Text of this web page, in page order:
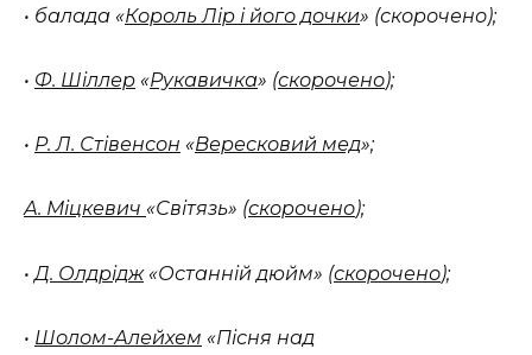
• балада «Король Лір і його дочки» (скорочено);
• Ф. Шіллер «Рукавичка» (скорочено);
• Р. Л. Стівенсон «Вересковий мед»;
А. Міцкевич «Світязь» (скорочено);
• Д. Олдрідж«Останній дюйм» (скорочено);
• Шолом-Алейхем «Пісня над